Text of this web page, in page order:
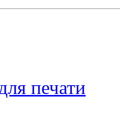
печати